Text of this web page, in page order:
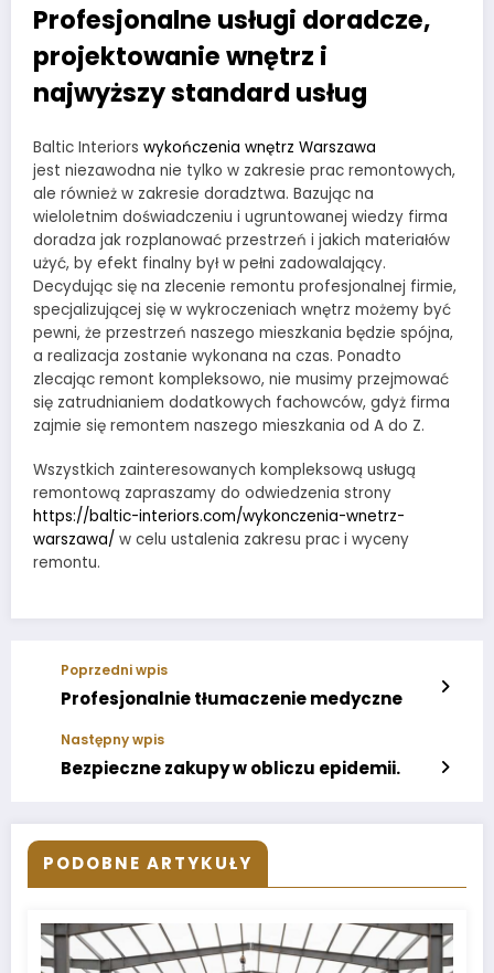
Profesjonalne usługi doradcze,
projektowanie wnętrz i
najwyższy standard usług
Baltic Interiors wykończenia wnętrz Warszawa
jest niezawodna nie tylko w zakresie prac remontowych,
ale również w zakresie doradztwa. Bazując na
wieloletnim doświadczeniu i ugruntowanej wiedzy firma
doradza jak rozplanować przestrzeń i jakich materiałów
użyć, by efekt finalny był w pełni zadowalający.
Decydując się na zlecenie remontu profesjonalnej firmie,
specjalizującej się w wykroczeniach wnętrz możemy być
pewni, że przestrzeń naszego mieszkania będzie spójna,
a realizacja zostanie wykonana na czas. Ponadto
zlecając remont kompleksowo, nie musimy przejmować
się zatrudnianiem dodatkowych fachowców, gdyż firma
zajmie się remontem naszego mieszkania od A do Z.
Wszystkich zainteresowanych kompleksową usługą
remontową zapraszamy do odwiedzenia strony
https://baltic-interiors.com/wykonczenia-wnetrz-
warszawa/ w celu ustalenia zakresu prac i wyceny
remontu.
Poprzedni wpis
Profesjonalnie tłumaczenie medyczne
Następny wpis
Bezpieczne zakupy w obliczu epidemii.
PODOBNE ARTYKUŁY